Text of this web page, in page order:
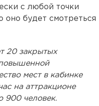
с любой точки
оно будет смотреться
20 закрытых
мест в кабинке
на аттракционе
900 человек.